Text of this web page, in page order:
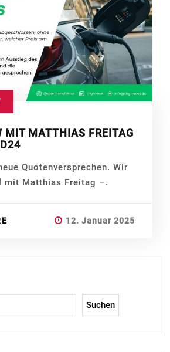
MIT MATTHIAS FREITAG
Quotenversprechen. Wir
mit Matthias Freitag –.
12. Januar 2025
Suchen